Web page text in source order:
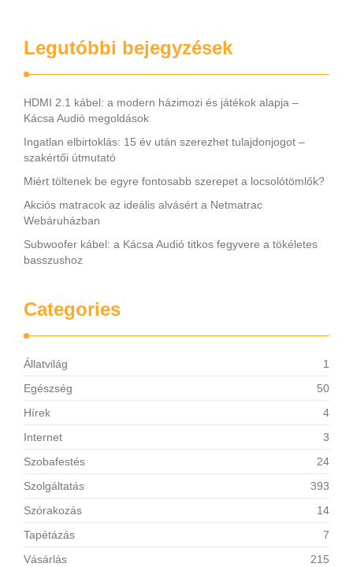
Legutóbbi bejegyzések
HDMI 2.1 kábel: a modern házimozi és játékok alapja –
Kácsa Audió megoldások
Ingatlan elbirtoklás: 15 év után szerezhet tulajdonjogot –
szakértői útmutató
Miért töltenek be egyre fontosabb szerepet a locsolótömlők?
Akciós matracok az ideális alvásért a Netmatrac
Webáruházban
Subwoofer kábel: a Kácsa Audió titkos fegyvere a tökéletes
basszushoz
Categories
Állatvilág
1
Egészség
50
Hírek
4
Internet
3
Szobafestés
24
Szolgáltatás
393
Szórakozás
14
Tapétázás
7
Vásárlás
215